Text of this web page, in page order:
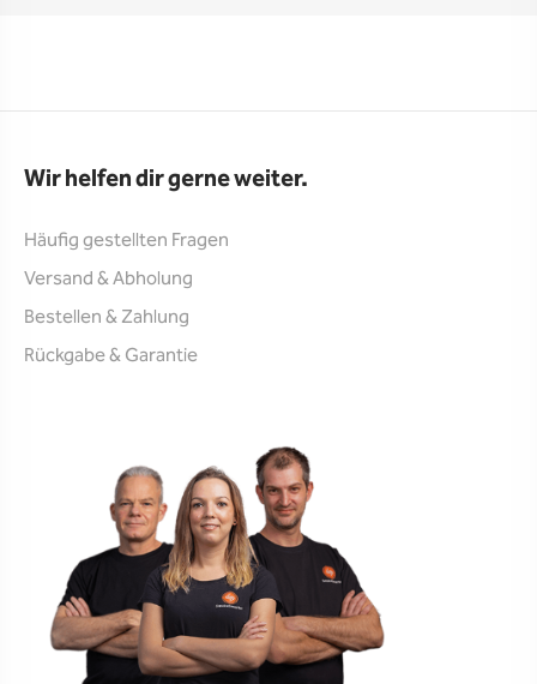
Wir helfen dir gerne weiter.
Häufig gestellten Fragen
Versand & Abholung
Bestellen & Zahlung
Rückgabe & Garantie